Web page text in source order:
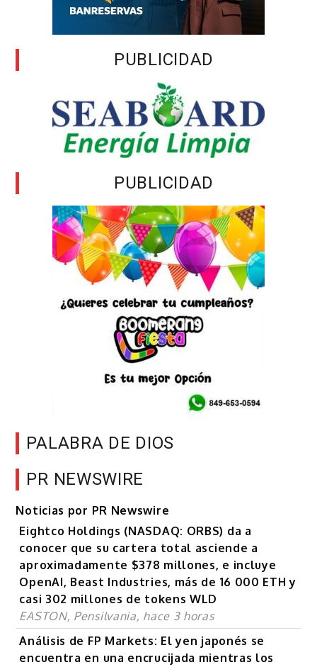
PUBLICIDAD
PUBLICIDAD
PALABRA DE DIOS
PR NEWSWIRE
Noticias por PR Newswire
Eightco Holdings (NASDAQ: ORBS) da a
conocer que su cartera total asciende a
aproximadamente $378 millones, e incluye
OpenAI, Beast Industries, más de 16 000 ETH y
casi 302 millones de tokens WLD
EASTON, Pensilvania, hace 3 horas
Análisis de FP Markets: El yen japonés se
encuentra en una encrucijada mientras los